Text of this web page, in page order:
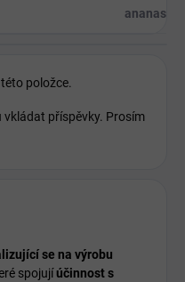
ananas
položce.
příspěvky. Prosím
se na výrobu
spojujíúčinnost s